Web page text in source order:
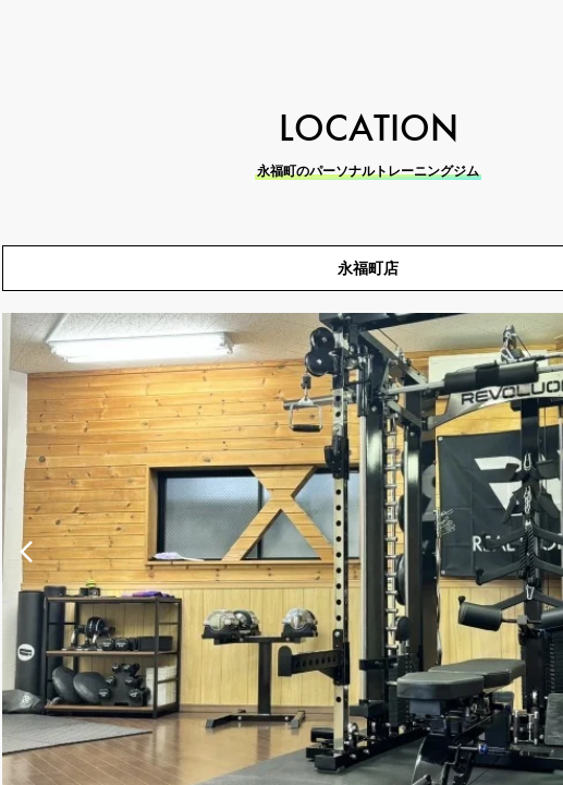
LOCATION
永福町のパーソナルトレーニングジム
永福町店